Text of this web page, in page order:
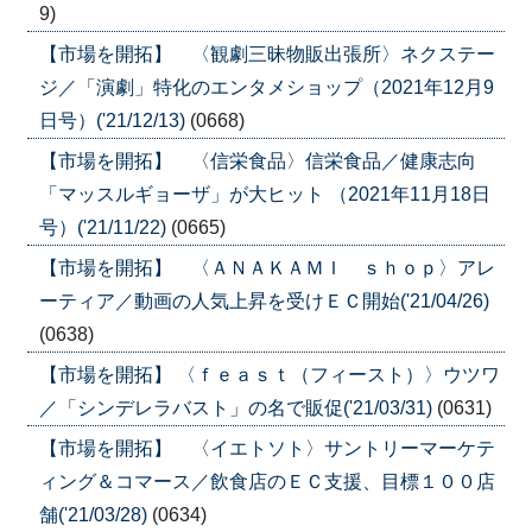
9)
【市場を開拓】 〈観劇三昧物販出張所〉ネクステー
ジ／「演劇」特化のエンタメショップ（2021年12月9
日号）('21/12/13) (0668)
【市場を開拓】 〈信栄食品〉信栄食品／健康志向
「マッスルギョーザ」が大ヒット （2021年11月18日
号）('21/11/22) (0665)
【市場を開拓】 〈ＡＮＡＫＡＭＩ ｓｈｏｐ〉アレ
ーティア／動画の人気上昇を受けＥＣ開始('21/04/26)
(0638)
【市場を開拓】 〈ｆｅａｓｔ（フィースト）〉ウツワ
／「シンデレラバスト」の名で販促('21/03/31) (0631)
【市場を開拓】 〈イエトソト〉サントリーマーケテ
ィング＆コマース／飲食店のＥＣ支援、目標１００店
舗('21/03/28) (0634)